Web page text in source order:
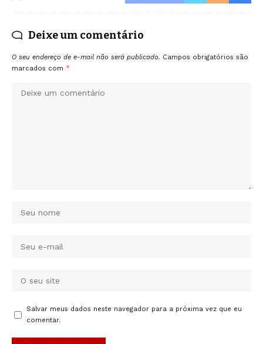
Deixe um comentário
O seu endereço de e-mail não será publicado. Campos obrigatórios são
marcados com *
Salvar meus dados neste navegador para a próxima vez que eu
comentar.